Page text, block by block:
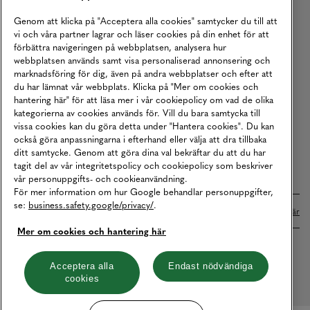
Köpvillkor
Karriär
Vårt Ansvar
Våra Tjänster
Press
Studentrabatt
B2B
Tillgänglighetsredogörelse
Betalningar online sköts i samarbete med Klarna. Läs mer här
Cookies Integritetspolicy
Hantera cookies
Genom att klicka på "Acceptera alla cookies" samtycker du till att
vi och våra partner lagrar och läser cookies på din enhet för att
förbättra navigeringen på webbplatsen, analysera hur
webbplatsen används samt visa personaliserad annonsering och
marknadsföring för dig, även på andra webbplatser och efter att
du har lämnat vår webbplats. Klicka på "Mer om cookies och
hantering här" för att läsa mer i vår cookiepolicy om vad de olika
kategorierna av cookies används för. Vill du bara samtycka till
vissa cookies kan du göra detta under "Hantera cookies". Du kan
också göra anpassningarna i efterhand eller välja att dra tillbaka
ditt samtycke. Genom att göra dina val bekräftar du att du har
tagit del av vår integritetspolicy och cookiepolicy som beskriver
vår personuppgifts- och cookieanvändning.
För mer information om hur Google behandlar personuppgifter,
se: business.safety.google/privacy/.
Mer om cookies och hantering här
Acceptera alla
cookies
Endast nödvändiga